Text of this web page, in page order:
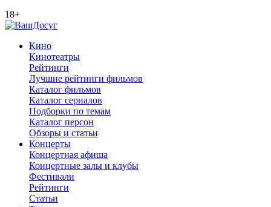
18+
Кино
Кинотеатры
Рейтинги
Лучшие рейтинги фильмов
Каталог фильмов
Каталог сериалов
Подборки по темам
Каталог персон
Обзоры и статьи
Концерты
Концертная афиша
Концертные залы и клубы
Фестивали
Рейтинги
Статьи